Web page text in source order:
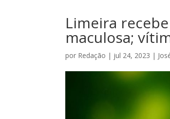
Limeira
maculosa;
por Redação | jul 24, 2023 |